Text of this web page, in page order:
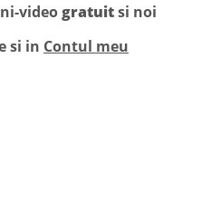
video gratuitsi noi
si in Contul meu